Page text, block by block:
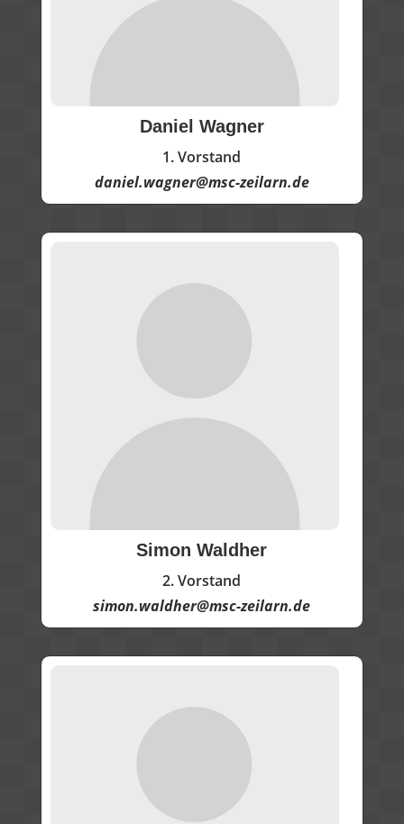
Daniel Wagner
1. Vorstand
daniel.wagner@msc-zeilarn.de
Simon Waldher
2. Vorstand
simon.waldher@msc-zeilarn.de